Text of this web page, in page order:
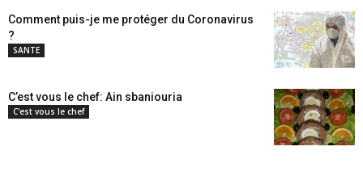
Comment puis-je me protéger du Coronavirus
?
SANTE
C’est vous le chef: Ain sbaniouria
C'est vous le chef